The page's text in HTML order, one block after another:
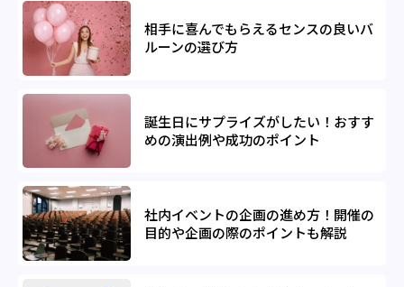
相手に喜んでもらえるセンスの良いバ
ルーンの選び方
誕生日にサプライズがしたい！おすす
めの演出例や成功のポイント
社内イベントの企画の進め方！開催の
目的や企画の際のポイントも解説